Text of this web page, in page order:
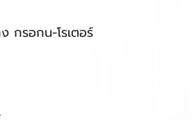
กรอกน-โรเตอร์